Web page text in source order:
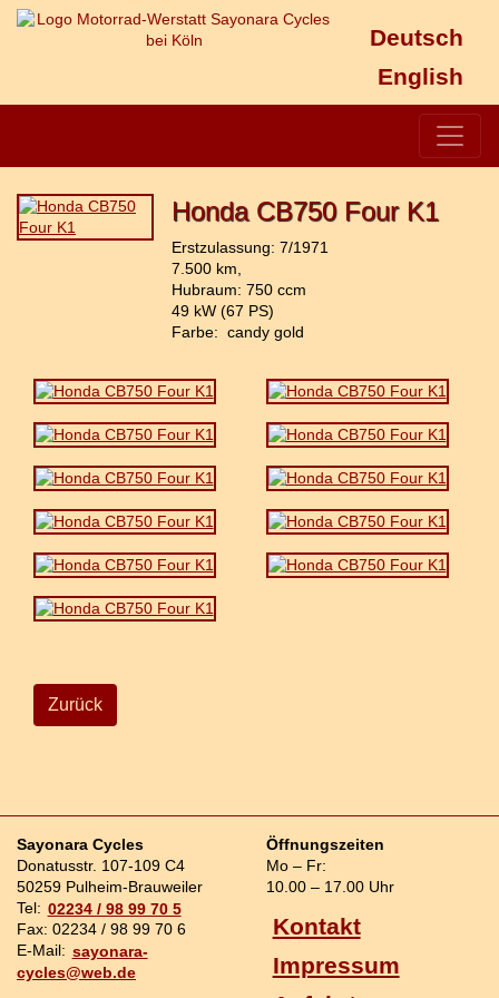
Deutsch
English
Honda CB750 Four K1
Erstzulassung: 7/1971
7.500 km,
Hubraum: 750 ccm
49 kW (67 PS)
Farbe: candy gold
Zurück
Sayonara Cycles
Donatusstr. 107-109 C4
50259 Pulheim-Brauweiler
Tel: 02234 / 98 99 70 5
Fax: 02234 / 98 99 70 6
E-Mail: sayonara-
cycles@web.de
Öffnungszeiten
Mo – Fr:
10.00 – 17.00 Uhr
Kontakt
Impressum